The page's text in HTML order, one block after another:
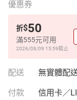
優惠券
折$50
滿555元可用
2026/08/09 15:59截止
配送 無實體配
付款 信用卡／